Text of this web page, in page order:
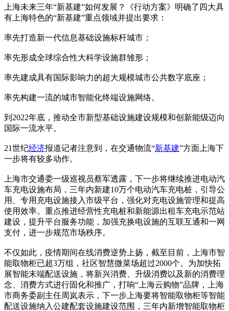
上海未来三年“新基建”如何发展？《行动方案》明确了四大具
有上海特色的“新基建”重点领域并提出要求：
率先打造新一代信息基础设施标杆城市；
率先形成全球综合性大科学设施群雏形；
率先建成具有国际影响力的超大规模城市公共数字底座；
率先构建一流的城市智能化终端设施网络。
到2022年底，推动全市新型基础设施建设规模和创新能级迈向
国际一流水平。
21世纪经济报道记者注意到，在交通物流“新基建”方面上海下
一步将有较多动作。
上海市交通委一级巡视员蔡军透露，下一步将继续推进电动汽
车充电设施布局，三年内新建10万个电动汽车充电桩，引导公
用、专用充电设施接入市级平台，强化对充电设施管理和提高
使用效率。重点推进经营性充电桩和新能源出租车充电示范站
建设，提升平台服务功能，加强充换电设施的互联互通和一网
支付，进一步规范市场秩序。
不仅如此，疫情期间在线消费逆势上扬，截至目前，上海市智
能取物柜已超3万组，社区智慧微菜场超过2000个。为加快拓
展智能末端配送设施，将新兴消费、升级消费以及新的消费理
念、消费方式进行固化和推广，打响“上海云购物”品牌，上海
市商务委副主任周岚表示，下一步上海要将智能取物柜等智能
配送设施纳入公建配套设施建设范围，三年内新增智能取物柜